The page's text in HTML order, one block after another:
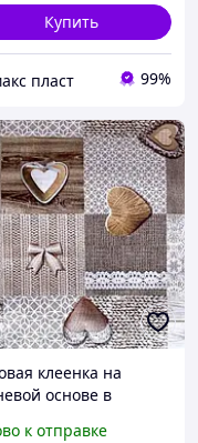
Купить
пласт 99%
клеенка на
основе в
к отправке